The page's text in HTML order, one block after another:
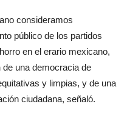
consideramos
público de los partidos
en el erario mexicano,
una democracia de
y limpias, y de una
ciudadana, señaló.